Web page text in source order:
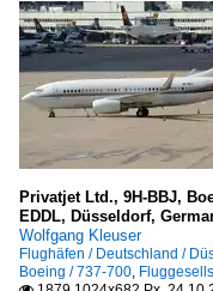
Privatjet Ltd., 9H-BBJ,
EDDL, Düsseldorf,
Wolfgang Kleuser
Flughäfen / Deutschland /
Boeing / 737-700,